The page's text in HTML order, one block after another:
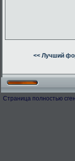
<< Лучший
Страница полностью